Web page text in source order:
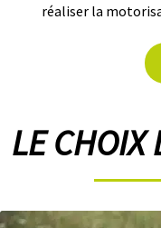
réaliser la
LE CHOIX